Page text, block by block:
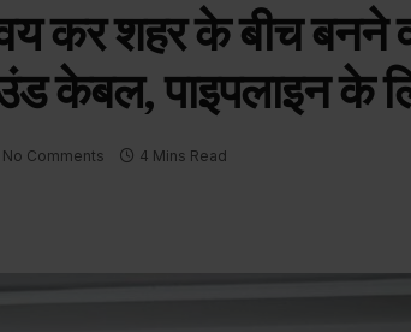
कर शहर के बीच बनने
केबल, पाइपलाइन के
No Comments 4 Mins Read